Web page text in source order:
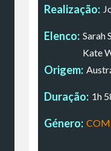
Realização:
Elenco: Sarah
Kate
Origem:
Duração: 1h
Género: